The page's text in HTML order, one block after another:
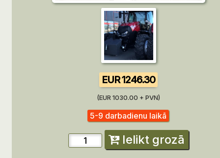
EUR 1246.30
(EUR 1030.00 + PVN)
5-9 darbadienu laikā
Ielikt grozā